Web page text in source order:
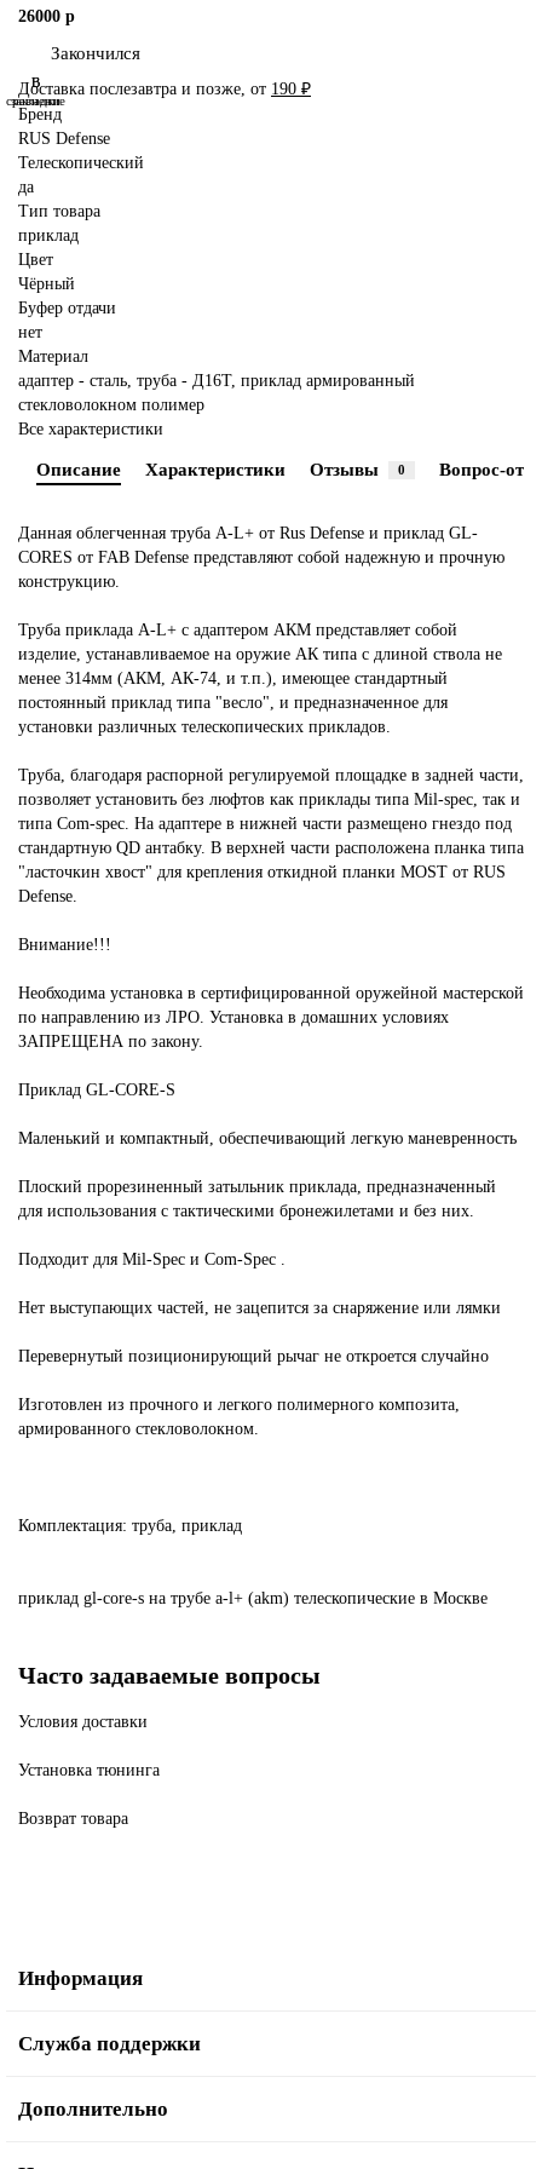
26000 р
Закончился
В
закладки
В
сравнение
Доставка послезавтра и позже, от 190 ₽
Бренд
RUS Defense
Телескопический
да
Тип товара
приклад
Цвет
Чёрный
Буфер отдачи
нет
Материал
адаптер - сталь, труба - Д16Т, приклад армированный
стекловолокном полимер
Все характеристики
Описание Характеристики Отзывы 0 Вопрос-
Данная облегченная труба A-L+ от Rus Defense и приклад GL-
CORES от FAB Defense представляют собой надежную и прочную
конструкцию.
Труба приклада A-L+ с адаптером АКМ представляет собой
изделие, устанавливаемое на оружие АК типа с длиной ствола не
менее 314мм (АКМ, АК-74, и т.п.), имеющее стандартный
постоянный приклад типа "весло", и предназначенное для
установки различных телескопических прикладов.
Труба, благодаря распорной регулируемой площадке в задней части,
позволяет установить без люфтов как приклады типа Mil-spec, так и
типа Com-spec. На адаптере в нижней части размещено гнездо под
стандартную QD антабку. В верхней части расположена планка типа
"ласточкин хвост" для крепления откидной планки MOST от RUS
Defense.
Внимание!!!
Необходима установка в сертифицированной оружейной мастерской
по направлению из ЛРО. Установка в домашних условиях
ЗАПРЕЩЕНА по закону.
Приклад GL-CORE-S
Маленький и компактный, обеспечивающий легкую маневренность
Плоский прорезиненный затыльник приклада, предназначенный
для использования с тактическими бронежилетами и без них.
Подходит для Mil-Spec и Com-Spec .
Нет выступающих частей, не зацепится за снаряжение или лямки
Перевернутый позиционирующий рычаг не откроется случайно
Изготовлен из прочного и легкого полимерного композита,
армированного стекловолокном.
Комплектация: труба, приклад
приклад gl-core-s на трубе a-l+ (akm) телескопические в Москве
Часто задаваемые вопросы
Условия доставки
Установка тюнинга
Возврат товара
Информация
Служба поддержки
Дополнительно